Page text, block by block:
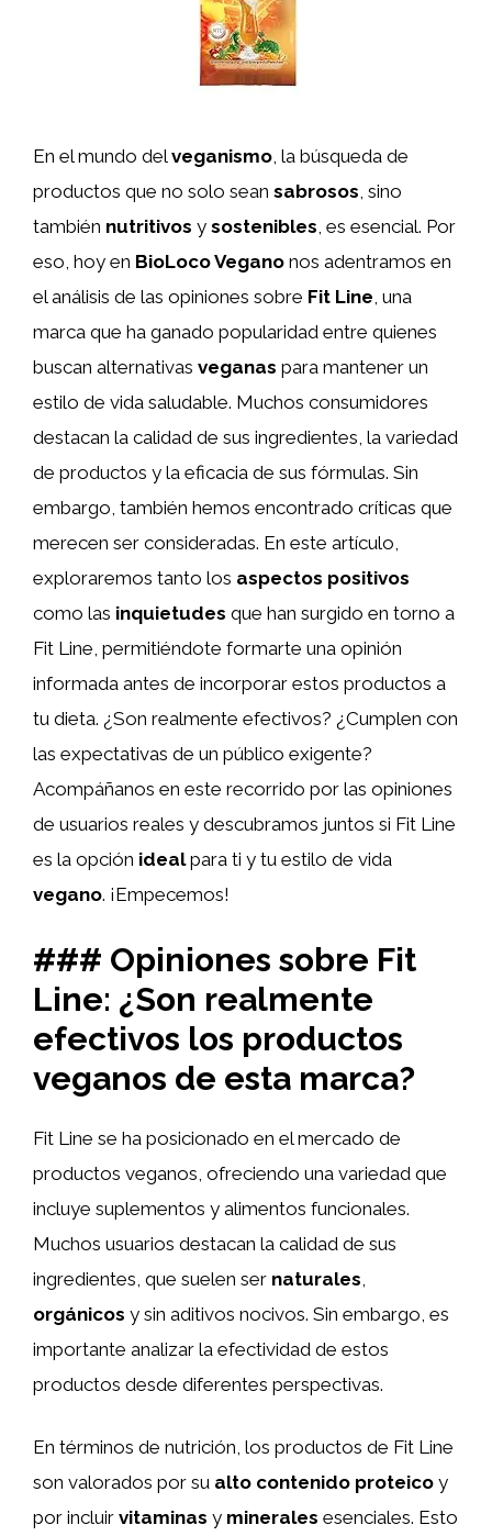
En el mundo delveganismo, la búsqueda de
productos que no solo sean sabrosos, sino
también nutritivos y sostenibles, es esencial. Por
eso, hoy en BioLoco Vegano nos adentramos en
el análisis de las opiniones sobre Fit Line, una
marca que ha ganado popularidad entre quienes
buscan alternativas veganas para mantener un
estilo de vida saludable. Muchos consumidores
destacan la calidad de sus ingredientes, la variedad
de productos y la eficacia de sus fórmulas. Sin
embargo, también hemos encontrado críticas que
merecen ser consideradas. En este artículo,
exploraremos tanto los aspectos positivos
como las inquietudes que han surgido en torno a
Fit Line, permitiéndote formarte una opinión
informada antes de incorporar estos productos a
tu dieta. ¿Son realmente efectivos? ¿Cumplen con
las expectativas de un público exigente?
Acompáñanos en este recorrido por las opiniones
de usuarios reales y descubramos juntos si Fit Line
es la opción idealpara ti y tu estilo de vida
vegano. ¡Empecemos!
### Opiniones sobre Fit
Line: ¿Son realmente
efectivos los productos
veganos de esta marca?
Fit Line se ha posicionado en el mercado de
productos veganos, ofreciendo una variedad que
incluye suplementos y alimentos funcionales.
Muchos usuarios destacan la calidad de sus
ingredientes, que suelen ser naturales
orgánicos y sin aditivos nocivos. Sin embargo, es
importante analizar la efectividad de estos
productos desde diferentes perspectivas.
En términos de nutrición, los productos de Fit Line
son valorados por su alto contenido proteico y
por incluir vitaminas y minerales esenciales. Esto